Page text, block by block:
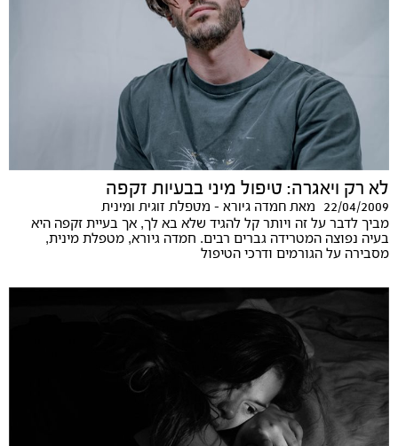
לא רק ויאגרה: טיפול מיני בבעיות זקפה
22/04/2009 מאת חמדה גיורא - מטפלת זוגית ומינית
מביך לדבר על זה ויותר קל להגיד שלא בא לך, אך בעיית זקפה היא
בעיה נפוצה המטרידה גברים רבים. חמדה גיורא, מטפלת מינית,
מסבירה על הגורמים ודרכי הטיפול